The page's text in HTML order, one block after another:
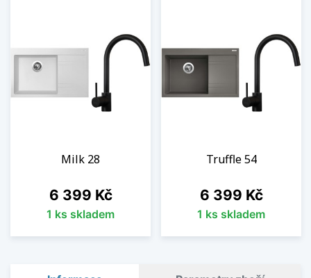
Milk 28
Cena
6 399 Kč
1 ks skladem
Truffle 54
Cena
6 399 Kč
1 ks skladem